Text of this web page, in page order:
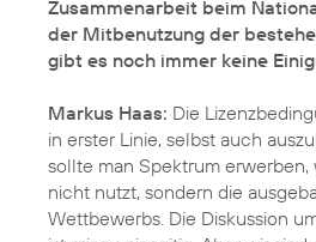
Zusammenarbeit beim
der Mitbenutzung der
gibt es noch immer keine
Markus Haas: Die
in erster Linie, selbst auch
sollte man Spektrum erwerben,
nicht nutzt, sondern die
Wettbewerbs. Die Diskussion